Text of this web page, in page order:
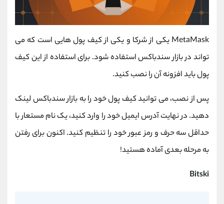
MetaMask یکی از شرکا و یکی از کیف پول هایی است که می
تواند در بازار سندباکس استفاده شود. برای استفاده از این کیف
پول باید افزونه آن را نصب کنید.
پس از نصب، می توانید کیف پول خود را به بازار سندباکس لینک
دهید. در نهایت آدرس ایمیل خود را وارد کنید، یک نام مستعار با
حداقل سه حرف و رمز عبور خود را تنظیم کنید. اکنون برای رفتن
به مرحله بعدی آماده هستید!
Bitski